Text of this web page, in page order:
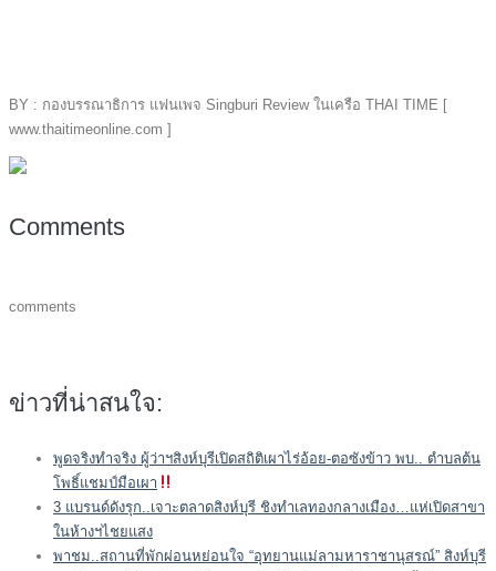
BY : กองบรรณาธิการ แฟนเพจ Singburi Review ในเครือ THAI TIME [
www.thaitimeonline.com ]
Comments
comments
ข่าวที่น่าสนใจ:
พูดจริงทำจริง ผู้ว่าฯสิงห์บุรีเปิดสถิติเผาไร่อ้อย-ตอซังข้าว พบ.. ตำบลต้น
โพธิ์แชมป์มือเผา
3 แบรนด์ดังรุก..เจาะตลาดสิงห์บุรี ชิงทำเลทองกลางเมือง…แห่เปิดสาขา
ในห้างฯไชยแสง
พาชม..สถานที่พักผ่อนหย่อนใจ “อุทยานแม่ลามหาราชานุสรณ์” สิงห์บุรี